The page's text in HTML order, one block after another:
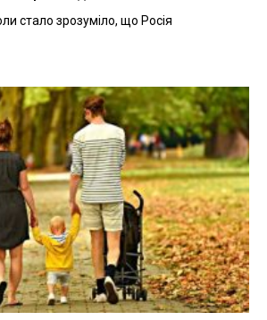
стало зрозуміло, що Росія